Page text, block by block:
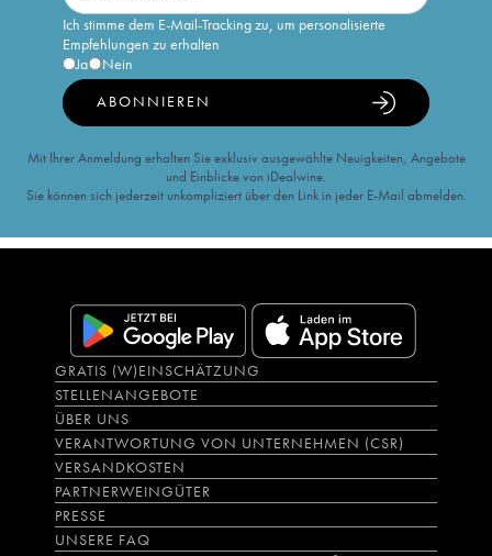
Ich stimme dem E-Mail-Tracking zu, um personalisierte
Empfehlungen zu erhalten
Ja
Nein
ABONNIEREN
Mit Ihrer Anmeldung erhalten Sie exklusiv ausgewählte Neuigkeiten, Angebote
und Einblicke von iDealwine.
Sie können sich jederzeit unkompliziert über den Link in jeder E-Mail abmelden.
GRATIS (W)EINSCHÄTZUNG
STELLENANGEBOTE
ÜBER UNS
VERANTWORTUNG VON UNTERNEHMEN (CSR)
VERSANDKOSTEN
PARTNERWEINGÜTER
PRESSE
UNSERE FAQ